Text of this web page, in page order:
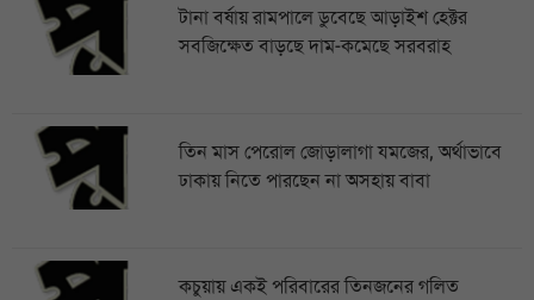
টানা বর্ষায় রামপালে ডুবেছে আড়াইশ হেক্টর
সবজিক্ষেত বাড়ছে দাম-কমেছে সরবরাহ
তিন মাস পেরোল জোড়ালাগা যমজের, অর্থাভাবে
ঢাকায় নিতে পারছেন না অসহায় বাবা
কচুয়ায় একই পরিবারের তিনজনের গলিত